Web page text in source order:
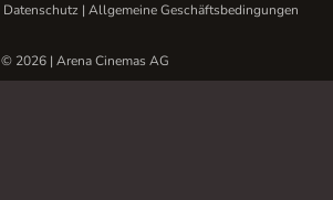
Datenschutz | Allgemeine Geschäftsbedingungen
© 2026 | Arena Cinemas AG